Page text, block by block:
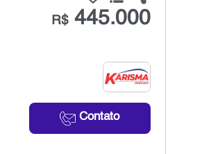
R$445.000
Contato